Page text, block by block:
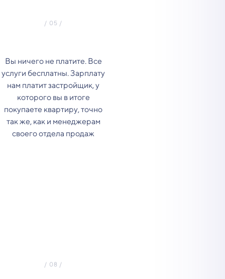
Вы ничего не платите. Все
услуги бесплатны. Зарплату
нам платит застройщик, у
которого вы в итоге
покупаете квартиру, точно
так же, как и менеджерам
своего отдела продаж